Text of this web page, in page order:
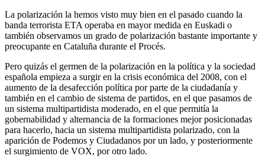
La polarización la hemos visto muy bien en el pasado cuando la
banda terrorista ETA operaba en mayor medida en Euskadi o
también observamos un grado de polarización bastante importante y
preocupante en Cataluña durante el Procés.
Pero quizás el germen de la polarización en la política y la sociedad
española empieza a surgir en la crisis económica del 2008, con el
aumento de la desafección política por parte de la ciudadanía y
también en el cambio de sistema de partidos, en el que pasamos de
un sistema multipartidista moderado, en el que permitía la
gobernabilidad y alternancia de la formaciones mejor posicionadas
para hacerlo, hacia un sistema multipartidista polarizado, con la
aparición de Podemos y Ciudadanos por un lado, y posteriormente
el surgimiento de VOX, por otro lado.